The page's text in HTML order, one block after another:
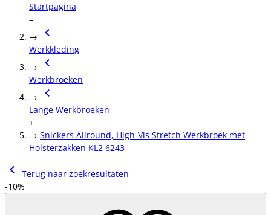
Startpagina
–
→
Werkkleding
→
Werkbroeken
→
Lange Werkbroeken
+
→ Snickers Allround, High-Vis Stretch Werkbroek met
Holsterzakken KL2 6243
Terug naar zoekresultaten
-10%